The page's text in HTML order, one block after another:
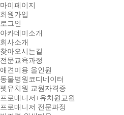
마이페이지
회원가입
로그인
아카데미소개
회사소개
찾아오시는길
전문교육과정
애견미용 올인원
동물병원코디네이터
펫유치원 교원자격증
프로매니저+유치원교원
프로매니저 전문과정